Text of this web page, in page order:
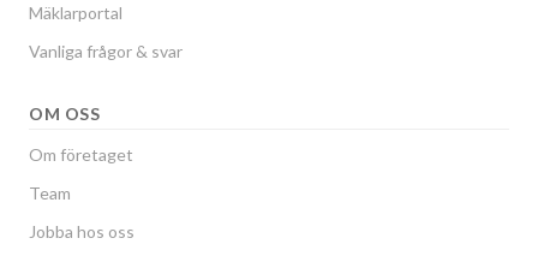
Mäklarportal
Vanliga frågor & svar
OM OSS
Om företaget
Team
Jobba hos oss